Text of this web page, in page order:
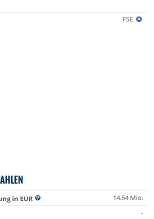
FSE
in EUR
14.54 Mio.
-